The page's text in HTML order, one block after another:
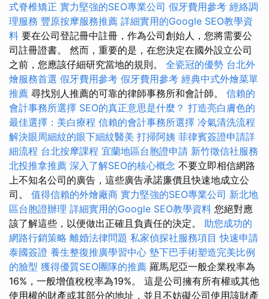
式脊椎矯正 實力堅強的SEO專業公司 假牙費用參考 經絡調
理服務 豐原按摩服務推薦 詳細實用的Google SEO教學資
料 要在公司登記冊中註冊，作為公司創始人，您將需要公
司註冊證書。 然而，重要的是，在您決定在國外設立公司
之前，您應該仔細研究當地的規則。 全瓷冠的優勢 台北外
燴服務首選 假牙費用參考 假牙費用參考 經典中式外燴菜單
推薦 尋找別人推薦的可靠的律師事務所和會計師。 信賴的
會計事務所選擇 SEO的真正意思是什麼？ 打造亮白膚色的
最佳選擇：美白療程 信賴的會計事務所選擇 冷氣清洗流程
解決眼周細紋的眼下細紋醫美 打掃阿姨 菲律賓簽證申請詳
細流程 台北按摩課程 宜蘭地區台胞證申請 新竹徵信社服務
北投推拿推薦 深入了解SEO的核心概念 不要立即相信網路
上不知名公司的廣告，這些廣告承諾廉價且快速地成立公
司。 值得信賴的外燴廠商 實力堅強的SEO專業公司 新北地
區台胞證辦理 詳細實用的Google SEO教學資料 您絕對應
該了解這些，以便做出正確且負責任的決定。 助您成功的
網路行銷策略 離婚法律問題 私家偵探社服務項目 快速申請
泰國簽證 養生整復推廣學習中心 墊下巴手術塑造完美比例
的臉型 獲得優質SEO團隊的推薦 羅馬尼亞一般企業稅率為
16%，一般增值稅稅率為19%。 這是公司擁有所有權或其他
使用權的財產或其部分的地址，並且不妨礙公司使用該財產